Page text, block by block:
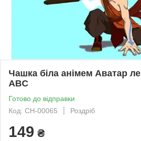
Чашка біла анімем Аватар
ABC
Готово до відправки
Код: СH-00065
Роздріб
149 ₴